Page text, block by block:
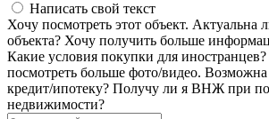
Написать свой текст
Хочу посмотреть этот объект. Актуальна
объекта? Хочу получить больше
Какие условия покупки для иностранцев?
посмотреть больше фото/видео. Возможна
кредит/ипотеку? Получу ли я ВНЖ при
недвижимости?